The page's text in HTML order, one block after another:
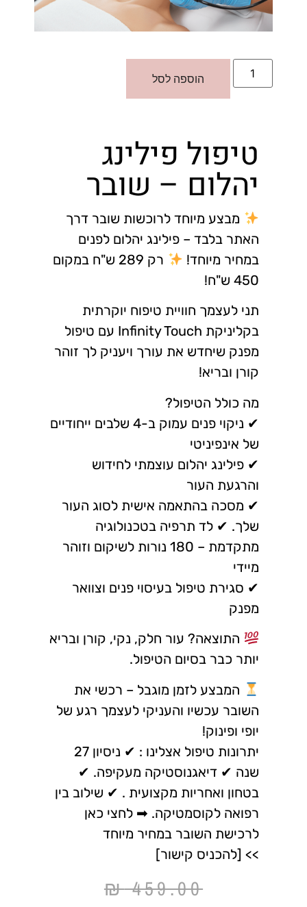
הוספה לסל
טיפול פילינג
יהלום – שובר
מבצע מיוחד לרוכשות שובר דרך
האתר בלבד – פילינג יהלום לפנים
במחיר מיוחד!
רק 289 ש"ח במקום
450 ש"ח!
תני לעצמך חוויית טיפוח יוקרתית
בקליניקת Infinity Touch עם טיפול
מפנק שיחדש את עורך ויעניק לך זוהר
קורן ובריא!
מה כולל הטיפול?
✔ ניקוי פנים עמוק ב-4 שלבים ייחודיים
של אינפיניטי
✔ פילינג יהלום עוצמתי לחידוש
והרגעת העור
✔ מסכה בהתאמה אישית לסוג העור
שלך. ✔ לד תרפיה בטכנולוגיה
מתקדמת – 180 נורות לשיקום וזוהר
מיידי
✔ סגירת טיפול בעיסוי פנים וצוואר
מפנק
התוצאה? עור חלק, נקי, קורן ובריא
יותר כבר בסיום הטיפול.
המבצע לזמן מוגבל – רכשי את
השובר עכשיו והעניקי לעצמך רגע של
יופי ופינוק!
יתרונות טיפול אצלינו : ✔ ניסיון 27
שנה ✔ דיאגנוסטיקה מעקיפה. ✔
בטחון ואחריות מקצועית . ✔ שילוב בין
רפואה לקוסמטיקה. ➡ לחצי כאן
לרכישת השובר במחיר מיוחד
>> [להכניס קישור]
₪459.00